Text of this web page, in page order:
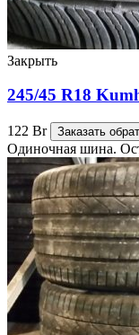
Закрыть
245/45 R18
122 Br Заказать
Одиночная шина.